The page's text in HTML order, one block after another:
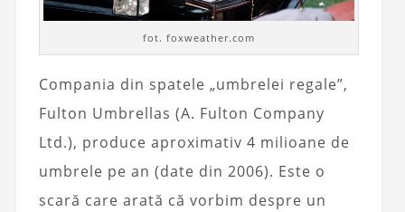
fot. foxweather.com
Compania din spatele „umbrelei regale”,
Fulton Umbrellas (A. Fulton Company
Ltd.), produce aproximativ 4 milioane de
umbrele pe an (date din 2006). Este o
scară care arată că vorbim despre un